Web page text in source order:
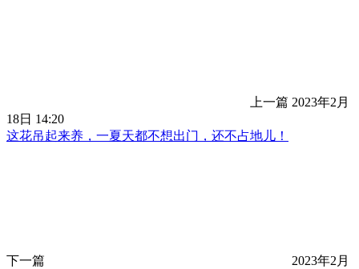
上一篇 2023年2月
18日 14:20
这花吊起来养，一夏天都不想出门，还不占地儿！
下一篇
2023年2月